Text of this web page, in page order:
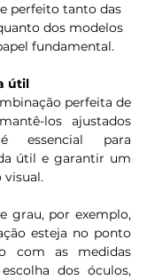
perfeito tanto das
dos modelos
fundamental.
útil
perfeita de
los ajustados
é essencial para
útil e garantir um
visual.
grau, por exemplo,
esteja no ponto
com as medidas
dos óculos,